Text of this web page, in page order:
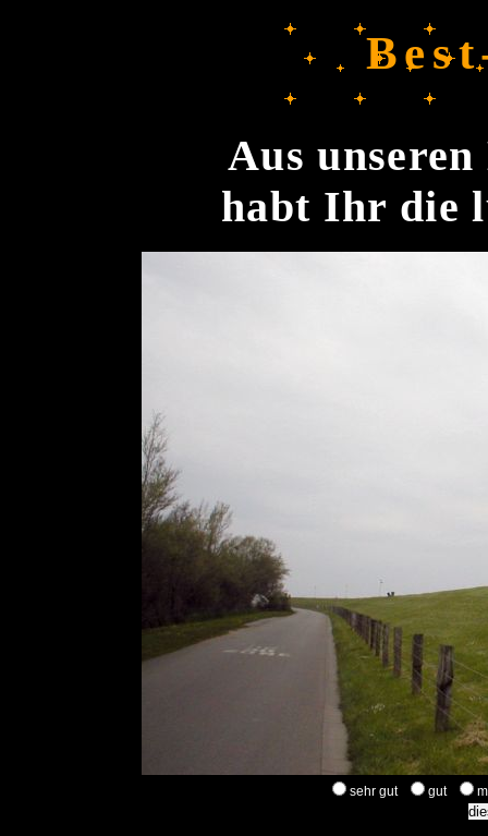
Aus
habt Ihr die
sehr gut gut